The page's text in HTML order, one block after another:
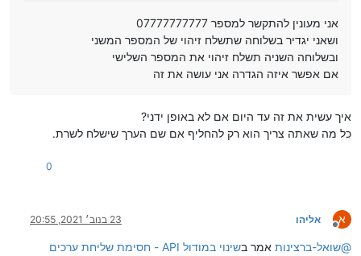
אני מעונין להתקשר למספר 07777777777
ושאני יגדיר בשלוחה שתשלח זיהוי של המספר המשני
ובשלוחה השניה תשלח זיהוי את המספר השלישי
אם אפשר איזה הגדרה אני עושה את זה
איך עשית את זה עד היום אם לא באופן ידני?
כל מה שאתה צריך הוא רק להחליף אם שם הערך שישלח לשרת.
0
א
מנותק
אליהו 23 בנוב׳ 2021, 20:55
@שואל-ברצינות אמר ב
שינוי במודול API - חסימת שליחת ערכים